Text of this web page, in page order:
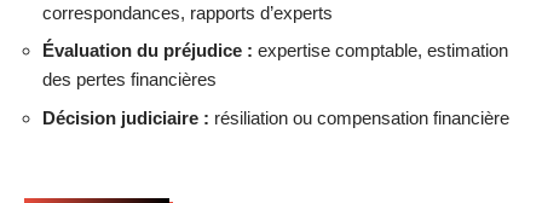
correspondances, rapports d’experts
Évaluation du préjudice : expertise comptable, estimation
des pertes financières
Décision judiciaire : résiliation ou compensation financière